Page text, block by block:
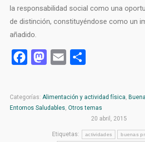
la responsabilidad social como una
de distinción, constituyéndose como un
añadido.
Facebook
Mastodon
Email
Categorías: Alimentación y actividad física,
Entornos Saludables, Otros temas
20 abril, 2015
Etiquetas: actividades buenas